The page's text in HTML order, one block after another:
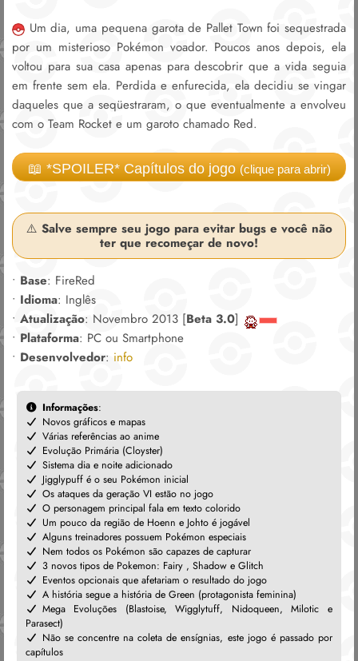
Um dia, uma pequena garota de Pallet Town foi sequestrada
por um misterioso Pokémon voador. Poucos anos depois, ela
voltou para sua casa apenas para descobrir que a vida seguia
em frente sem ela. Perdida e enfurecida, ela decidiu se vingar
daqueles que a seqüestraram, o que eventualmente a envolveu
com o Team Rocket e um garoto chamado Red.
📖 *SPOILER* Capítulos do jogo (clique para abrir)
⚠️ Salve sempre seu jogo para evitar bugs e você não
ter que recomeçar de novo!
• Base: FireRed
• Idioma: Inglês
• Atualização: Novembro 2013 [Beta 3.0]
• Plataforma: PC ou Smartphone
• Desenvolvedor: info
Informações:
Novos gráficos e mapas
Várias referências ao anime
Evolução Primária (Cloyster)
Sistema dia e noite adicionado
Jigglypuff é o seu Pokémon inicial
Os ataques da geração VI estão no jogo
O personagem principal fala em texto colorido
Um pouco da região de Hoenn e Johto é jogável
Alguns treinadores possuem Pokémon especiais
Nem todos os Pokémon são capazes de capturar
3 novos tipos de Pokemon: Fairy , Shadow e Glitch
Eventos opcionais que afetariam o resultado do jogo
A história segue a história de Green (protagonista feminina)
Mega Evoluções (Blastoise, Wigglytuff, Nidoqueen, Milotic e
Parasect)
Não se concentre na coleta de ensígnias, este jogo é passado por
capítulos